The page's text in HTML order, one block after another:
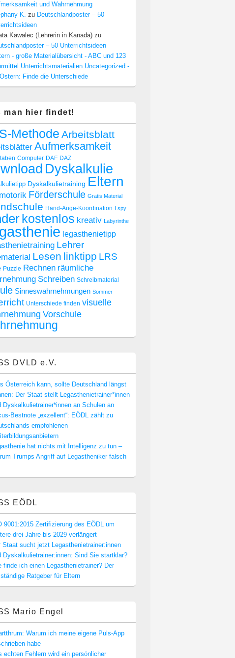
und Wahrnehmung
K. zu Deutschlandposter – 50
Kawalec (Lehrerin in Kanada) zu
– 50 Unterrichtsideen
- große Materialübersicht - ABC und 123
Unterrichtsmaterialien Uncategorized -
Ostern: Finde die Unterschiede
man hier findet!
Methode Arbeitsblatt
Aufmerksamkeit
Computer DAF DAZ
Dyskalkulie
Dyskalkulietraining Eltern
Förderschule Gratis Material
Hand-Auge-Koordination I spy
kostenlos kreativ Labyrinthe
legasthenietipp
Lehrer
Lesen linktipp LRS
Puzzle Rechnen räumliche
Schreiben Schreibmaterial
Sinneswahrnehmungen Sommer
Unterschiede finden visuelle
Vorschule
DVLD e.V.
Österreich kann, sollte Deutschland längst
Der Staat stellt Legasthenietrainer*innen
Dyskalkulietrainer*innen an Schulen an
Bestnote „exzellent“: EÖDL zählt zu
empfohlenen
hat nichts mit Intelligenz zu tun –
Trumps Angriff auf Legastheniker falsch
EÖDL
9001:2015 Zertifizierung des EÖDL um
drei Jahre bis 2029 verlängert
Staat sucht jetzt Legasthenietrainer:innen
Dyskalkulietrainer:innen: Sind Sie startklar?
finde ich einen Legasthenietrainer? Der
Ratgeber für Eltern
Mario Engel
Warum ich meine eigene Puls-App
habe
echten Fehlern wird ein persönlicher